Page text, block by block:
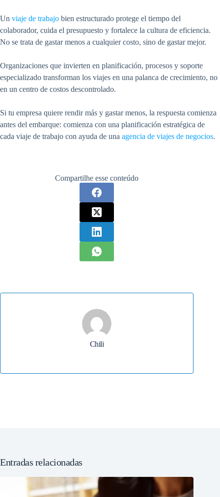
Un viaje de trabajo bien estructurado protege el tiempo del
colaborador, cuida el presupuesto y fortalece la cultura de eficiencia.
No se trata de gastar menos a cualquier costo, sino de gastar mejor.
Organizaciones que invierten en planificación, procesos y soporte
especializado transforman los viajes en una palanca de crecimiento, no
en un centro de costos descontrolado.
Si tu empresa quiere rendir más y gastar menos, la respuesta comienza
antes del embarque: comienza con una planificación estratégica de
cada viaje de trabajo con ayuda de una agencia de viajes de negocios.
Compartilhe esse conteúdo
Chili
Entradas relacionadas